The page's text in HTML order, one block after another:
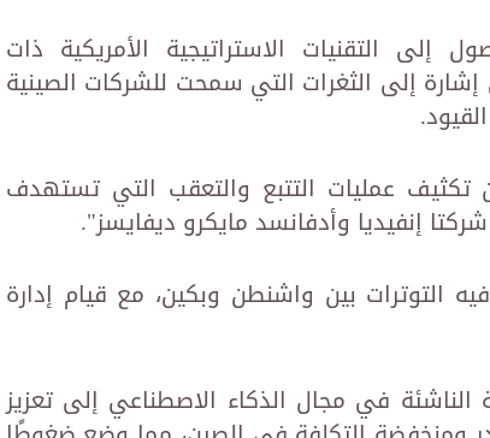
التقنيات الاستراتيجية الأمريكية ذات
إشارة إلى الثغرات التي سمحت للشركات الصينية
تكثيف عمليات التتبع والتعقب التي تستهدف
إنفيديا وأدفانسد مايكرو ديفايسز".
التوترات بين واشنطن وبكين، مع قيام إدارة
في مجال الذكاء الاصطناعي إلى تعزيز